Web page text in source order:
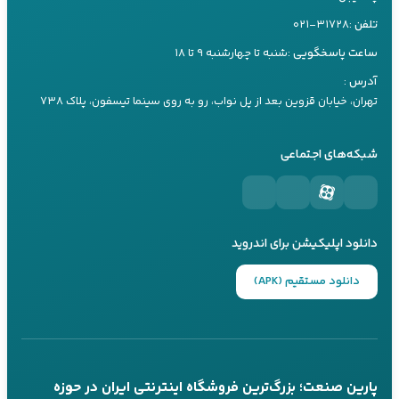
راهنمای خرید باتری
راهنمای خرید یو پی اس
راهنمای خرید اینورتر
آموزش نصب و راه‌اندازی
سرویس و نگهداری
راهنما های کاربردی
تلفن :۰۲۱-۳۱۷۲۸
ساعت پاسخگویی :شنبه تا چهارشنبه ۹ تا ۱۸
آدرس :
تهران، خیابان قزوین بعد از پل نواب، رو به روی سینما تیسفون، پلاک ۷۳۸
شبکه‌های اجتماعی
دانلود اپلیکیشن برای اندروید
دانلود مستقیم (APK)
پارین صنعت؛ بزرگ‌ترین فروشگاه اینترنتی ایران در حوزه
کارشناس ۲
تماس تلفنی بله
کارشناس ۳
09197660249
پاسخگویی 24 ساعته از طریق بله
تماس تلفنی در ساعات کاری
کانال بله
@parinsanat
کانال تلگرام
@parinsanat